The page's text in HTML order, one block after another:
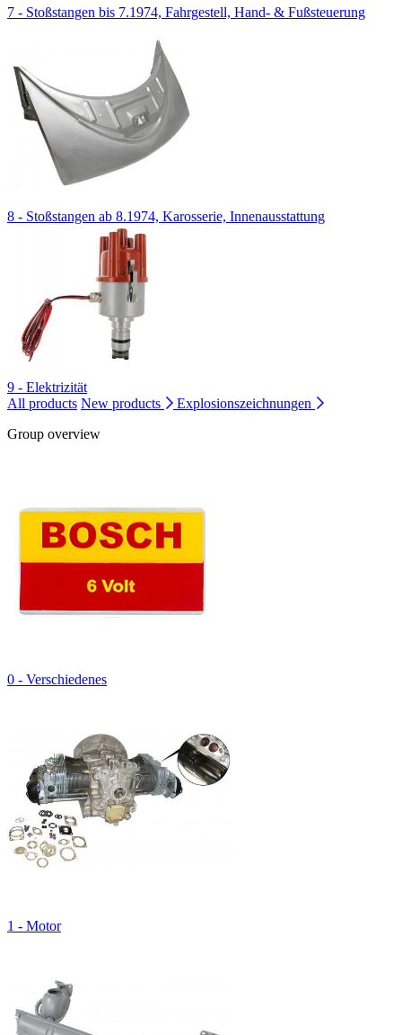
7 - Stoßstangen bis 7.1974, Fahrgestell, Hand- & Fußsteuerung
8 - Stoßstangen ab 8.1974, Karosserie, Innenausstattung
9 - Elektrizität
All products New products
Explosionszeichnungen
Group overview
0 - Verschiedenes
1 - Motor